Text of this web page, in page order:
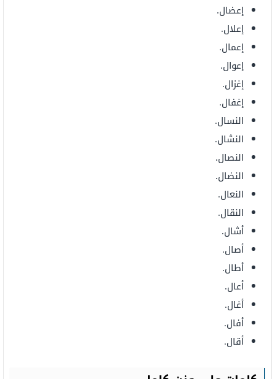
إعضال.
إعلال.
إعمال.
إعوال.
إغزال.
إغفال.
النسال.
النشال.
النصال.
النضال.
النعال.
النقال.
أشال.
أصال.
أطال.
أعال.
أغال.
أفال.
أقال.